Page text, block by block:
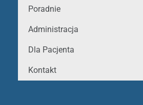
Poradnie
Administracja
Dla Pacjenta
Kontakt